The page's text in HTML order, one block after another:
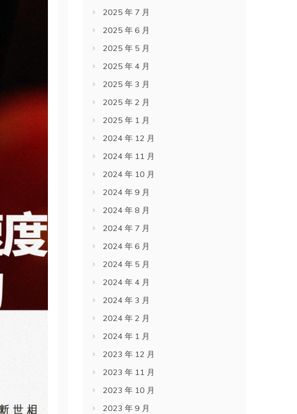
2025 年 7 月
2025 年 6 月
2025 年 5 月
2025 年 4 月
2025 年 3 月
2025 年 2 月
2025 年 1 月
2024 年 12 月
2024 年 11 月
2024 年 10 月
2024 年 9 月
2024 年 8 月
2024 年 7 月
2024 年 6 月
2024 年 5 月
2024 年 4 月
2024 年 3 月
2024 年 2 月
2024 年 1 月
2023 年 12 月
2023 年 11 月
2023 年 10 月
2023 年 9 月